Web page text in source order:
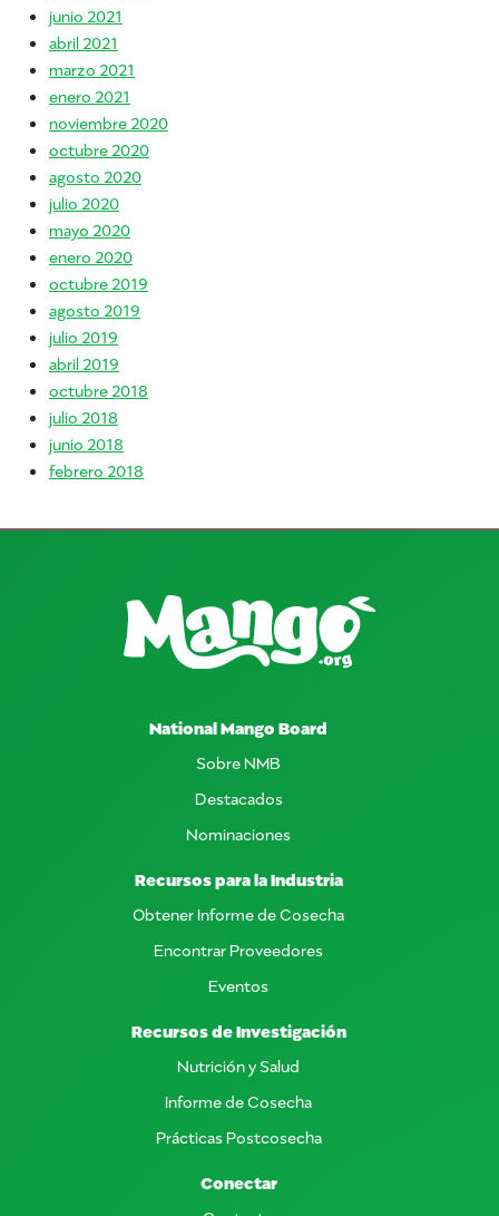
junio 2021
abril 2021
marzo 2021
enero 2021
noviembre 2020
octubre 2020
agosto 2020
julio 2020
mayo 2020
enero 2020
octubre 2019
agosto 2019
julio 2019
abril 2019
octubre 2018
julio 2018
junio 2018
febrero 2018
National Mango Board
Sobre NMB
Destacados
Nominaciones
Recursos para la Industria
Obtener Informe de Cosecha
Encontrar Proveedores
Eventos
Recursos de Investigación
Nutrición y Salud
Informe de Cosecha
Prácticas Postcosecha
Conectar